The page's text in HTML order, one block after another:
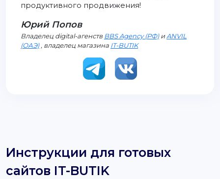
продуктивного продвижения!
Юрий Попов
Владелец digital-агенств BBS Agency (РФ)иANVIL
(ОАЭ), владелец магазина IT-BUTIK
Инструкции для готовых
сайтов IT-BUTIK